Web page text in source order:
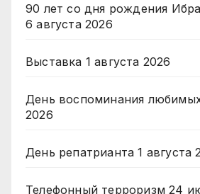
90 лет со дня рождения
6 августа 2026
Выставка 1 августа 2026
День воспоминания
2026
День репатрианта 1 августа
Телефонный терроризм 24